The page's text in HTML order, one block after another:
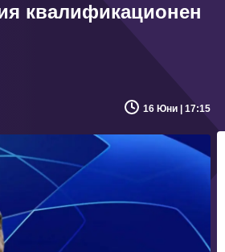
квалификационен
16 Юни | 17:15